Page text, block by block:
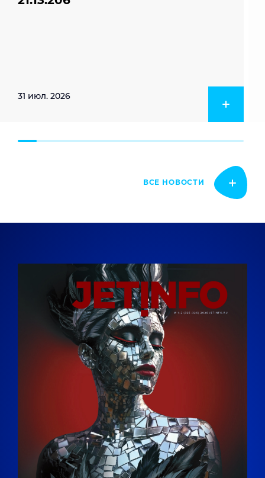
31 июл. 2026
ВСЕ НОВОСТИ